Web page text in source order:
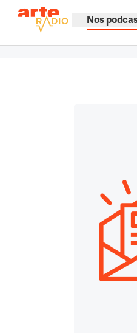
Retour à la page
La
Nos